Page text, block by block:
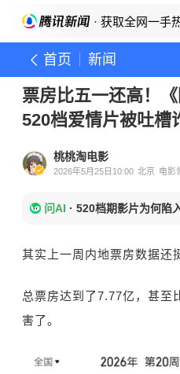
· 获取全网一手
首页 新闻
票房比五一还高！
520档爱情片被吐槽
桃桃淘电影
2026年5月25日10:00 北京 电影
问AI · 520档期影片为何陷
其实上一周内地票房数据还
总票房达到了7.77亿，甚至
害了。